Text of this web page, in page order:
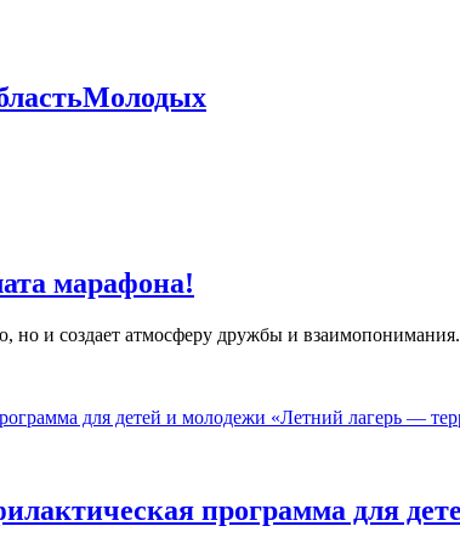
марафона!
но и создает атмосферу дружбы и взаимопонимания.
программа для